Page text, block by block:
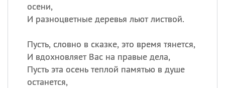
осени,
И разноцветные деревья льют листвой.
Пусть, словно в сказке, это время тянется,
И вдохновляет Вас на правые дела,
Пусть эта осень теплой памятью в душе
останется,